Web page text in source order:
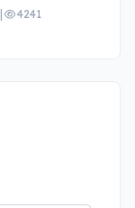
4241